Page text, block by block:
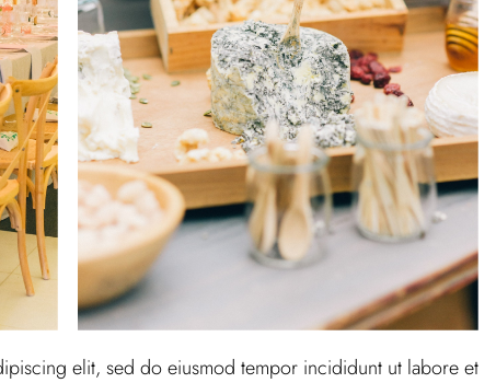
elit, sed do eiusmod tempor incididunt ut labore et